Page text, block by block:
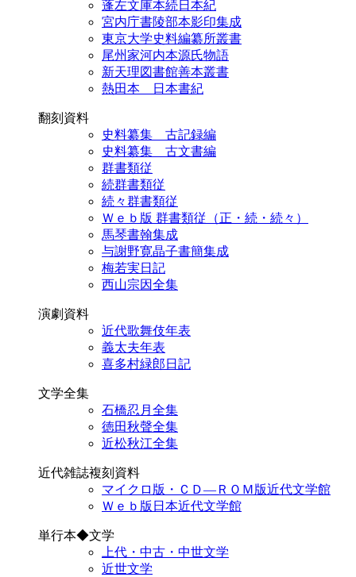
蓬左文庫本続日本紀
宮内庁書陵部本影印集成
東京大学史料編纂所叢書
尾州家河内本源氏物語
新天理図書館善本叢書
熱田本 日本書紀
翻刻資料
史料纂集 古記録編
史料纂集 古文書編
群書類従
続群書類従
続々群書類従
Ｗｅｂ版 群書類従（正・続・続々）
馬琴書翰集成
与謝野寛晶子書簡集成
梅若実日記
西山宗因全集
演劇資料
近代歌舞伎年表
義太夫年表
喜多村緑郎日記
文学全集
石橋忍月全集
徳田秋聲全集
近松秋江全集
近代雑誌複刻資料
マイクロ版・ＣＤ―ＲＯＭ版近代文学館
Ｗｅｂ版日本近代文学館
単行本◆文学
上代・中古・中世文学
近世文学